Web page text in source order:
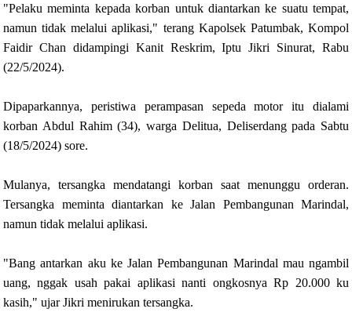
"Pelaku meminta kepada korban untuk diantarkan ke suatu tempat,
namun tidak melalui aplikasi," terang Kapolsek Patumbak, Kompol
Faidir Chan didampingi Kanit Reskrim, Iptu Jikri Sinurat, Rabu
(22/5/2024).
Dipaparkannya, peristiwa perampasan sepeda motor itu dialami
korban Abdul Rahim (34), warga Delitua, Deliserdang pada Sabtu
(18/5/2024) sore.
Mulanya, tersangka mendatangi korban saat menunggu orderan.
Tersangka meminta diantarkan ke Jalan Pembangunan Marindal,
namun tidak melalui aplikasi.
"Bang antarkan aku ke Jalan Pembangunan Marindal mau ngambil
uang, nggak usah pakai aplikasi nanti ongkosnya Rp 20.000 ku
kasih," ujar Jikri menirukan tersangka.